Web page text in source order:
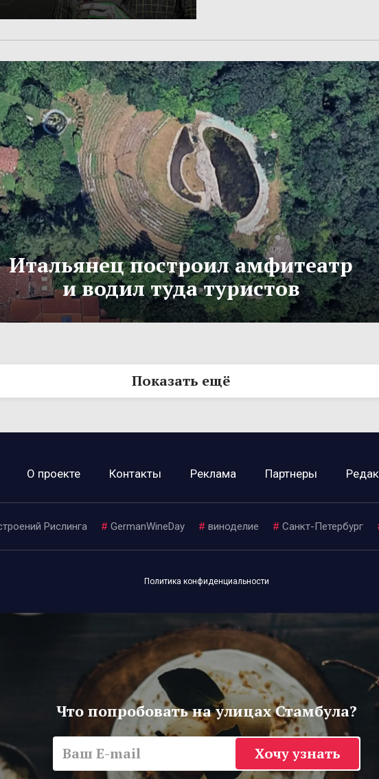
Итальянец построил амфитеатр
и водил туда туристов
Показать ещё
О проекте Контакты Реклама Партнеры
Рислинга # GermanWineDay # виноделие # Санкт-Петербург
Политика конфиденциальности
Что попробовать на улицах Стамбула?
Хочу узнать